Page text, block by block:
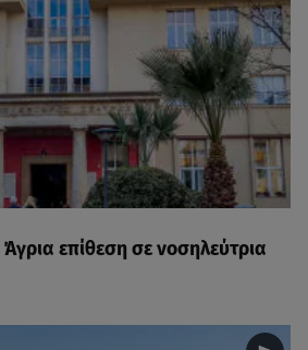
επίθεση σε νοσηλεύτρια